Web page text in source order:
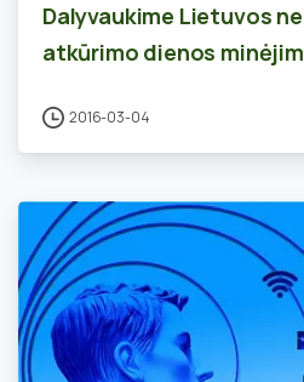
Dalyvaukime Lietuvos
atkūrimo dienos
2016-03-04